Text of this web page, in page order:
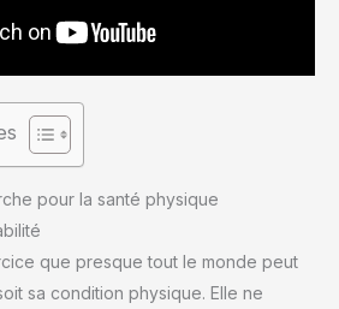
pour la santé physique
que presque tout le monde peut
sa condition physique. Elle ne